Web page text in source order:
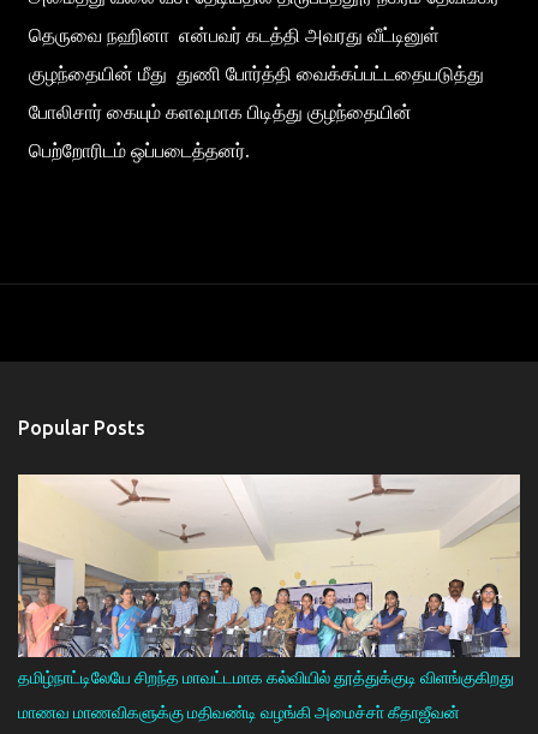
தெருவை நஹினா என்பவர் கடத்தி அவரது வீட்டினுள்
குழந்தையின் மீது துணி போர்த்தி வைக்கப்பட்டதையடுத்து
போலிசார் கையும் களவுமாக பிடித்து குழந்தையின்
பெற்றோரிடம் ஒப்படைத்தனர்.
Popular Posts
தமிழ்நாட்டிலேயே சிறந்த மாவட்டமாக கல்வியில் தூத்துக்குடி விளங்குகிறது
மாணவ மாணவிகளுக்கு மதிவண்டி வழங்கி அமைச்சா் கீதாஜீவன்